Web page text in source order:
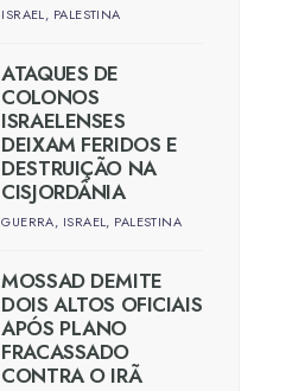
ISRAEL, PALESTINA
ATAQUES DE
COLONOS
ISRAELENSES
DEIXAM FERIDOS E
DESTRUIÇÃO NA
CISJORDÂNIA
GUERRA, ISRAEL, PALESTINA
MOSSAD DEMITE
DOIS ALTOS OFICIAIS
APÓS PLANO
FRACASSADO
CONTRA O IRÃ